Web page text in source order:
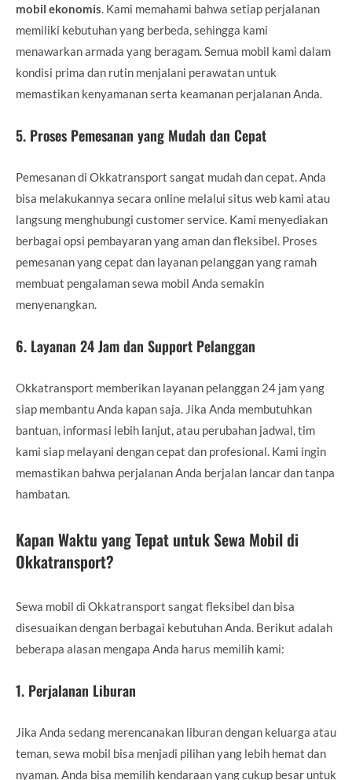
mobil ekonomis . Kami memahami bahwa setiap perjalanan
memiliki kebutuhan yang berbeda, sehingga kami
menawarkan armada yang beragam. Semua mobil kami dalam
kondisi prima dan rutin menjalani perawatan untuk
memastikan kenyamanan serta keamanan perjalanan Anda.
5. Proses Pemesanan yang Mudah dan Cepat
Pemesanan di Okkatransport sangat mudah dan cepat. Anda
bisa melakukannya secara online melalui situs web kami atau
langsung menghubungi customer service. Kami menyediakan
berbagai opsi pembayaran yang aman dan fleksibel. Proses
pemesanan yang cepat dan layanan pelanggan yang ramah
membuat pengalaman sewa mobil Anda semakin
menyenangkan.
6. Layanan 24 Jam dan Support Pelanggan
Okkatransport memberikan layanan pelanggan 24 jam yang
siap membantu Anda kapan saja. Jika Anda membutuhkan
bantuan, informasi lebih lanjut, atau perubahan jadwal, tim
kami siap melayani dengan cepat dan profesional. Kami ingin
memastikan bahwa perjalanan Anda berjalan lancar dan tanpa
hambatan.
Kapan Waktu yang Tepat untuk Sewa Mobil di
Okkatransport?
Sewa mobil di Okkatransport sangat fleksibel dan bisa
disesuaikan dengan berbagai kebutuhan Anda. Berikut adalah
beberapa alasan mengapa Anda harus memilih kami:
1. Perjalanan Liburan
Jika Anda sedang merencanakan liburan dengan keluarga atau
teman, sewa mobil bisa menjadi pilihan yang lebih hemat dan
nyaman. Anda bisa memilih kendaraan yang cukup besar untuk